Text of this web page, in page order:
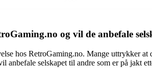
og vil de anbefale
hos RetroGaming.no. Mange uttrykker
anbefale selskapet til andre som er på jakt